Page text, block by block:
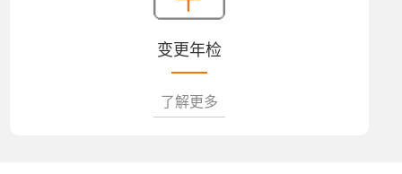
变更年检
了解更多